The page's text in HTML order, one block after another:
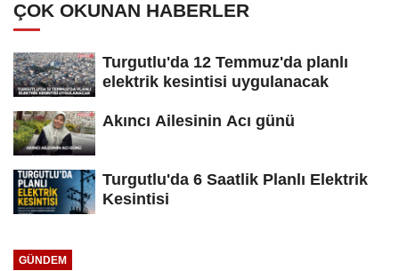
ÇOK OKUNAN HABERLER
Turgutlu'da 12 Temmuz'da planlı
elektrik kesintisi uygulanacak
Akıncı Ailesinin Acı günü
Turgutlu'da 6 Saatlik Planlı Elektrik
Kesintisi
GÜNDEM